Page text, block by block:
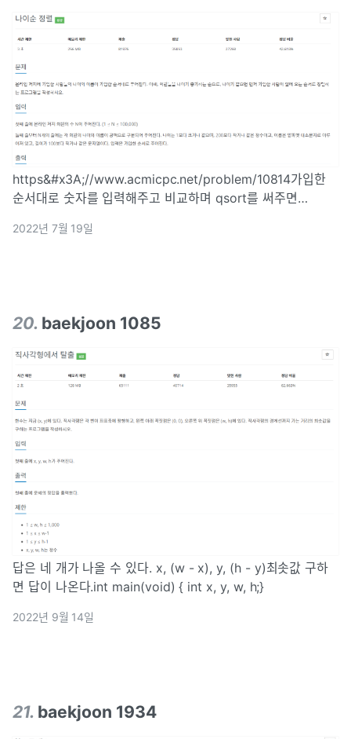
https&#x3A;//www.acmicpc.net/problem/10814가입한
순서대로 숫자를 입력해주고 비교하며 qsort를 써주면
int idx; int age;}Perso
2022년 7월 19일
20. baekjoon 1085
답은 네 개가 나올 수 있다. x, (w - x), y, (h - y)최솟값 구하
면 답이 나온다.int main(void) { int x, y, w, h;}
2022년 9월 14일
21. baekjoon 1934